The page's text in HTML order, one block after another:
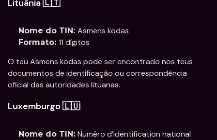
Lituânia 🇱🇹
Nome do TIN: Asmens kodas
Formato: 11 dígitos
O teu Asmens kodas pode ser encontrado nos teus
documentos de identificação ou correspondência
oficial das autoridades lituanas.
Luxemburgo 🇱🇺
Nome do TIN: Numéro d’identification national